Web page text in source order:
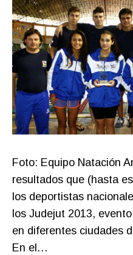
entrada
Foto: Equipo Natación
resultados que (hasta
los deportistas
los Judejut 2013,
en diferentes ciudades
En el…